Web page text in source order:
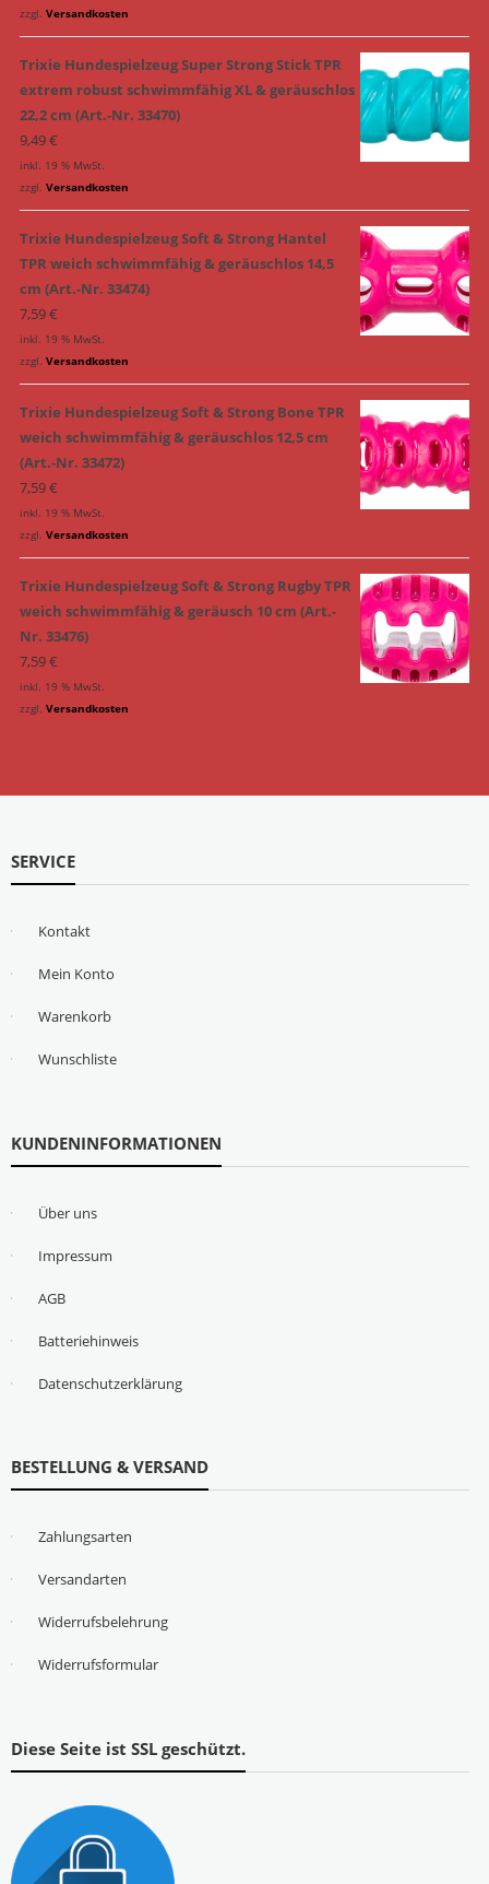
zzgl. Versandkosten
Trixie Hundespielzeug Super Strong Stick TPR
extrem robust schwimmfähig XL & geräuschlos
22,2 cm (Art.-Nr. 33470)
9,49€
inkl. 19 % MwSt.
zzgl. Versandkosten
Trixie Hundespielzeug Soft & Strong Hantel
TPR weich schwimmfähig & geräuschlos 14,5
cm (Art.-Nr. 33474)
7,59€
inkl. 19 % MwSt.
zzgl. Versandkosten
Trixie Hundespielzeug Soft & Strong Bone TPR
weich schwimmfähig & geräuschlos 12,5 cm
(Art.-Nr. 33472)
7,59€
inkl. 19 % MwSt.
zzgl. Versandkosten
Trixie Hundespielzeug Soft & Strong Rugby TPR
weich schwimmfähig & geräusch 10 cm (Art.-
Nr. 33476)
7,59€
inkl. 19 % MwSt.
zzgl. Versandkosten
SERVICE
Kontakt
Mein Konto
Warenkorb
Wunschliste
KUNDENINFORMATIONEN
Über uns
Impressum
AGB
Batteriehinweis
Datenschutzerklärung
BESTELLUNG & VERSAND
Zahlungsarten
Versandarten
Widerrufsbelehrung
Widerrufsformular
Diese Seite ist SSL geschützt.